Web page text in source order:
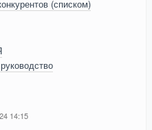
(списком)
14:15